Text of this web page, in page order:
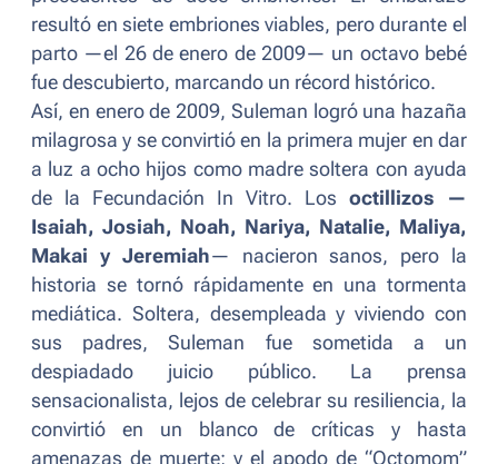
resultó en siete embriones viables, pero durante el
parto —el 26 de enero de 2009— un octavo bebé
fue descubierto, marcando un récord histórico.
Así, en enero de 2009, Suleman logró una hazaña
milagrosa y se convirtió en la primera mujer en dar
a luz a ocho hijos como madre soltera con ayuda
de la Fecundación In Vitro. Los octillizos —
Isaiah, Josiah, Noah, Nariya, Natalie, Maliya,
Makai y Jeremiah— nacieron sanos, pero la
historia se tornó rápidamente en una tormenta
mediática. Soltera, desempleada y viviendo con
sus padres, Suleman fue sometida a un
despiadado juicio público. La prensa
sensacionalista, lejos de celebrar su resiliencia, la
convirtió en un blanco de críticas y hasta
amenazas de muerte; y el apodo de “Octomom”